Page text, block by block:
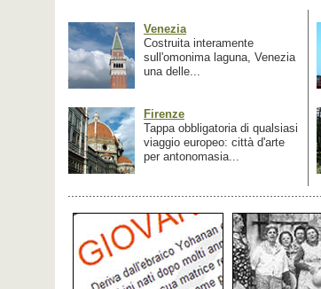
Venezia
Costruita interamente
sull'omonima laguna, Venezia
una delle...
Firenze
Tappa obbligatoria di qualsiasi
viaggio europeo: città d'arte
per antonomasia...